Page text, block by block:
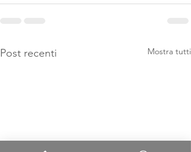
Post recenti Mostra tutti